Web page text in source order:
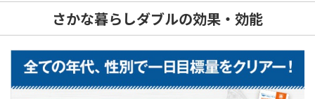
さかな暮らしダブルの効果・効能